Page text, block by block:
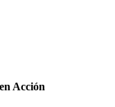
Acción